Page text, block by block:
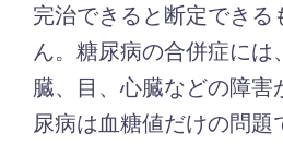
完治できると断定できる
ん。糖尿病の合併症には
臓、目、心臓などの障害
尿病は血糖値だけの問題